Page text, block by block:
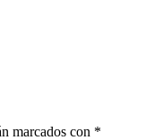
marcados con *